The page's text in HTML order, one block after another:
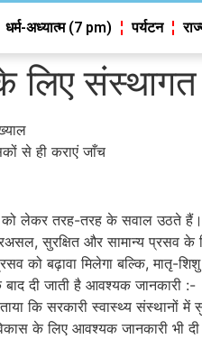
धर्म-अध्यात्म (7 pm) पर्यटन
लिए
से ही कराएं जाँच
को लेकर तरह-तरह के सवाल उठते
सुरक्षित और सामान्य प्रसव के
को बढ़ावा मिलेगा बल्कि, मातृ-
बाद दी जाती है आवश्यक जानकारी :-
कि सरकारी स्वास्थ्य
के लिए आवश्यक जानकारी भी